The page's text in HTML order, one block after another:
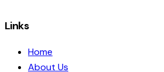
Links
Home
About Us